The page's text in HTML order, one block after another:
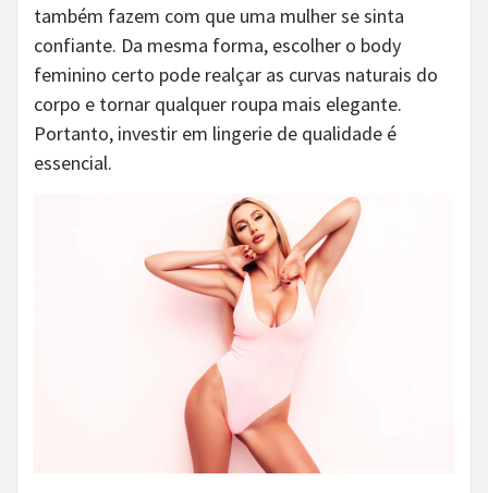
também fazem com que uma mulher se sinta
confiante. Da mesma forma, escolher o body
feminino certo pode realçar as curvas naturais do
corpo e tornar qualquer roupa mais elegante.
Portanto, investir em lingerie de qualidade é
essencial.